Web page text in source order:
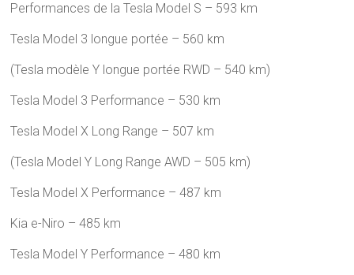
Performances de la Tesla Model S – 593 km
Tesla Model 3 longue portée – 560 km
(Tesla modèle Y longue portée RWD – 540 km)
Tesla Model 3 Performance – 530 km
Tesla Model X Long Range – 507 km
(Tesla Model Y Long Range AWD – 505 km)
Tesla Model X Performance – 487 km
Kia e-Niro – 485 km
Tesla Model Y Performance – 480 km